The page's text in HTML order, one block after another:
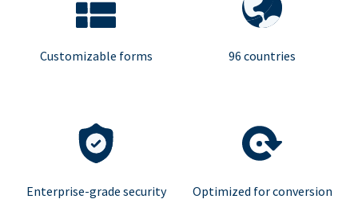
Customizable forms 96 countries
Enterprise-grade security Optimized for conversion